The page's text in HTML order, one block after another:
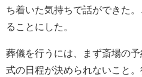
ち着いた気持ちで話ができた
ることにした。
葬儀を行うには、まず斎場の
式の日程が決められないこと。